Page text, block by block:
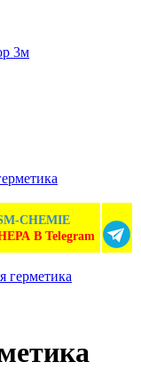
3м
CHEMIE
В Telegram